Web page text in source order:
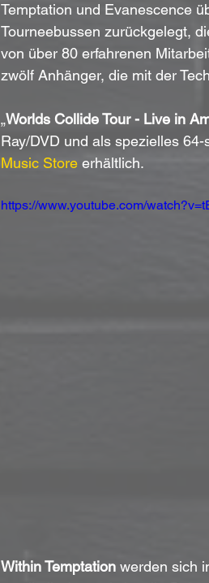
Temptation und Evanescence
Tourneebussen zurückgelegt,
von über 80 erfahrenen
zwölf Anhänger, die mit der
„Worlds Collide Tour - Live in
Ray/DVD und als spezielles
Music Store erhältlich.
https://www.youtube.com/
Within Temptation werden sich